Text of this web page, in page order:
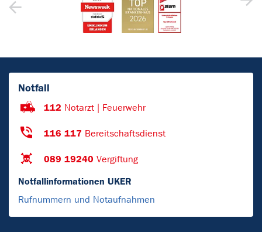
Notfall
112 Notarzt | Feuerwehr
116 117 Bereitschaftsdienst
089 19240 Vergiftung
Notfallinformationen UKER
Rufnummern und Notaufnahmen